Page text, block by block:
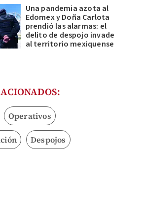
Una pandemia azota al
Edomex y Doña Carlota
prendió las alarmas: el
delito de despojo invade
al territorio mexiquense
Operativos
Despojos